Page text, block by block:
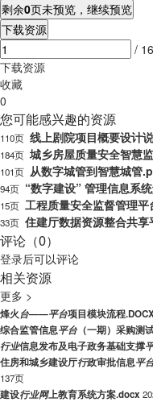
剩余0页未预览，继续预览
下载资源
/ 16
下载资源
收藏
0
您可能感兴趣的资源
110页 线上剧院项目概要设计
184页 城乡房屋质量安全智慧
101页 从数字城管到智慧城管
94页 “数字建设” 管理信息系
15页 工程质量安全监督管理
33页 住建厅数据资源整合共
评论（0）
登录后可以评论
相关资源
更多 >
烽火台——平台项目模块流程
综合监管信息平台 （一期）采购测
行业信息发布及电子政务基础支撑
住房和城乡建设厅行政审批信息平
137页
建设行业网上教育系统方案.docx